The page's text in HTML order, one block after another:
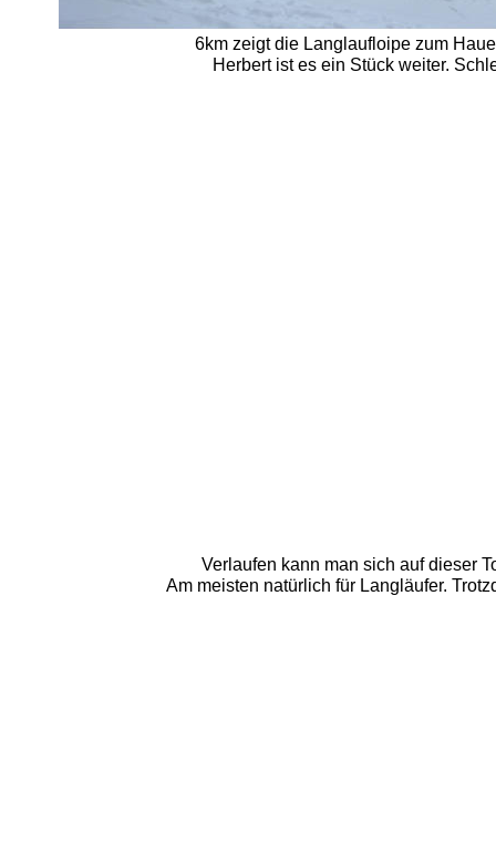
6km zeigt die Langlaufloipe zum
Herbert ist es ein Stück weiter.
Verlaufen kann man sich auf dieser
Am meisten natürlich für Langläufer.